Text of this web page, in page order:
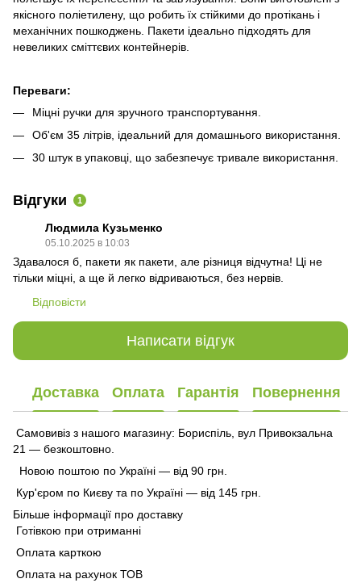
якісного поліетилену, що робить їх стійкими до протікань і
механічних пошкоджень. Пакети ідеально підходять для
невеликих сміттєвих контейнерів.
Переваги:
Міцні ручки для зручного транспортування.
Об'єм 35 літрів, ідеальний для домашнього використання.
30 штук в упаковці, що забезпечує тривале використання.
Відгуки 1
Людмила Кузьменко
05.10.2025 в 10:03
Здавалося б, пакети як пакети, але різниця відчутна! Ці не
тільки міцні, а ще й легко відриваються, без нервів.
Відповісти
Написати відгук
Доставка Оплата Гарантія Повернення
Самовивіз з нашого магазину: Бориспіль, вул Привокзальна
21 — безкоштовно.
Новою поштою по Україні — від 90 грн.
Кур'єром по Києву та по Україні — від 145 грн.
Більше інформації про доставку
Готівкою при отриманні
Оплата карткою
Оплата на рахунок ТОВ